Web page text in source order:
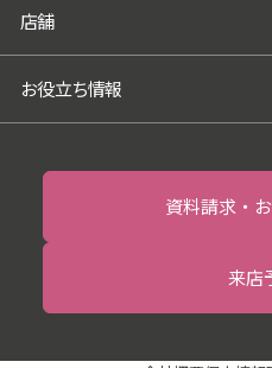
6．個人情報の開示
お客様は、当社に対し
去、第三者への提供
社問合わせ窓口に申
す。その際、当社は
対応いたします。開
つきましては、当社
店舗
お役立ち情報
資料請求・
来店